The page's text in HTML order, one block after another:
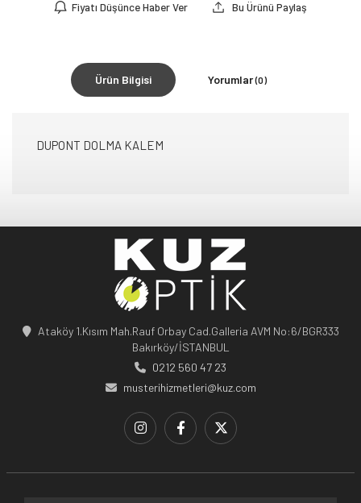
Fiyatı Düşünce Haber Ver Bu Ürünü Paylaş
Ürün Bilgisi Yorumlar(0)
DUPONT DOLMA KALEM
Ataköy 1.Kısım Mah.Rauf Orbay Cad.Galleria AVM No:6/BGR333
Bakırköy/İSTANBUL
0212 560 47 23
musterihizmetleri@kuz.com